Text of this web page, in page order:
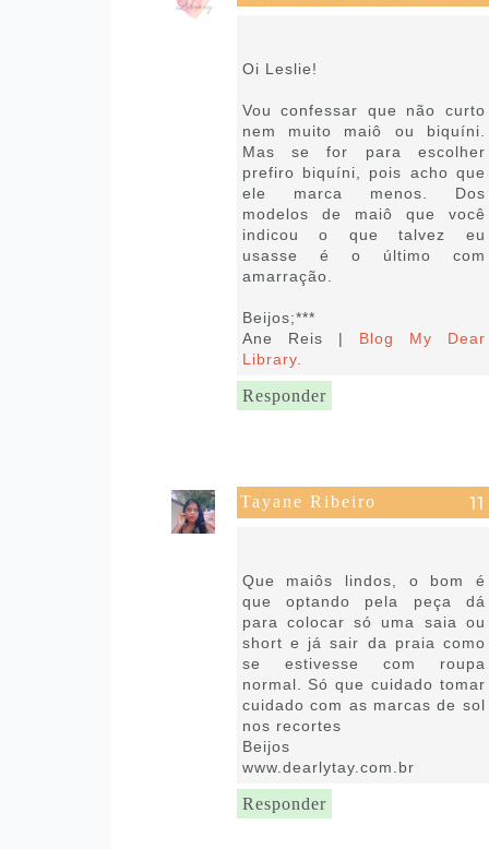
Oi Leslie!
Vou confessar que não curto
nem muito maiô ou biquíni.
Mas se for para escolher
prefiro biquíni, pois acho que
ele marca menos. Dos
modelos de maiô que você
indicou o que talvez eu
usasse é o último com
amarração.
Beijos;***
Ane Reis | Blog My Dear
Library.
Responder
Tayane Ribeiro
Que maiôs lindos, o bom é
que optando pela peça dá
para colocar só uma saia ou
short e já sair da praia como
se estivesse com roupa
normal. Só que cuidado tomar
cuidado com as marcas de sol
nos recortes
Beijos
www.dearlytay.com.br
Responder